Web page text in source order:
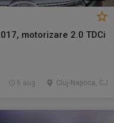
motorizare 2.0 TDCi
Cluj-Napoca, CJ
6 aug.